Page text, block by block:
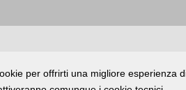
per offrirti una migliore esperienza